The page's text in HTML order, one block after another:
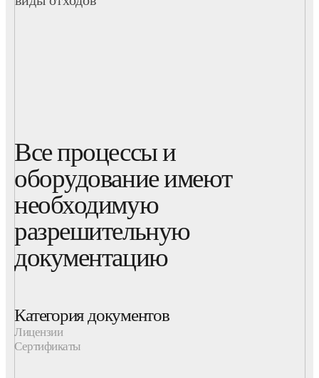
Все процессы и
оборудование имеют
необходимую
разрешительную
документацию
Категория документов
Лицензии
Сертификаты